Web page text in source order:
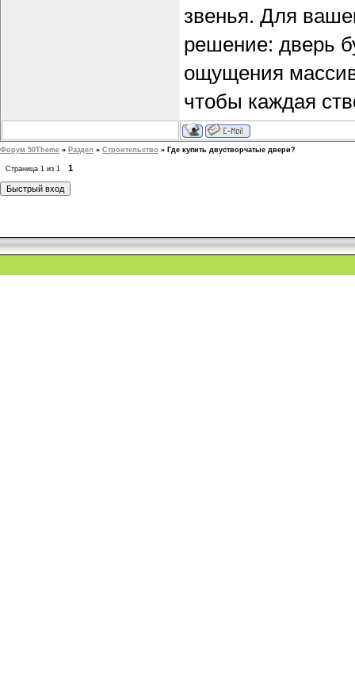
звенья. Для
решение: дверь
ощущения
чтобы каждая
Форум 50Theme » Раздел » Строительство » Где купить двустворчатые двери?
Страница 1 из 1 1